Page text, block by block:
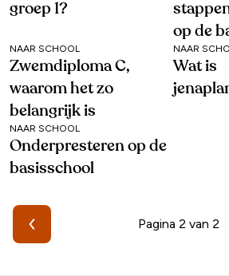
groep 1?
op de
NAAR SCHOOL
Zwemdiploma C,
waarom het zo
belangrijk is
NAAR
Wat is
NAAR SCHOOL
Onderpresteren op de
basisschool
Pagina 2 van 2